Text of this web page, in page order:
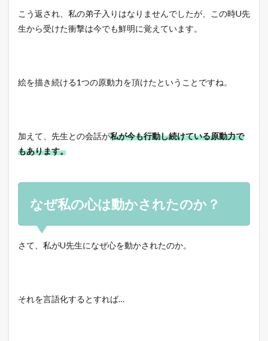
こう返され、私の弟子入りはなりませんでしたが、この時U先
生から受けた衝撃は今でも鮮明に覚えています。
絵を描き続ける1つの原動力を頂けたということですね。
加えて、先生との会話が私が今も行動し続けている原動力で
もあります。
なぜ私の心は動かされたのか？
さて、私がU先生になぜ心を動かされたのか。
それを言語化するとすれば…